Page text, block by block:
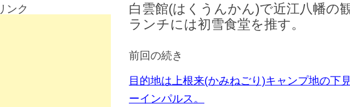
白雲館(はくうんかん)で近江八幡の
ランチには初雪食堂を推す。
前回の続き
目的地は上根来(かみねごり)キャンプ地の下
ーインパルス。
ンク